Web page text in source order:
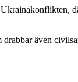
drabbar även